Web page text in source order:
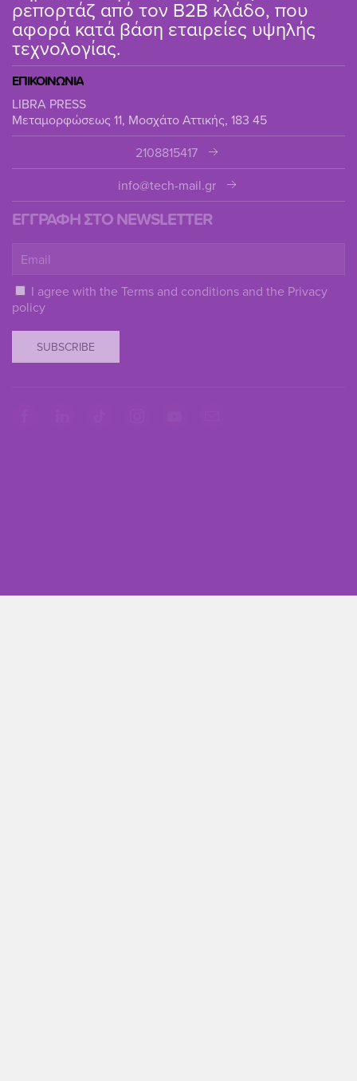
ρεπορτάζ από τον B2B κλάδο, που
αφορά κατά βάση εταιρείες υψηλής
τεχνολογίας.
ΕΠΙΚΟΙΝΩΝΙΑ
LIBRA PRESS
Μεταμορφώσεως 11, Μοσχάτο Αττικής, 183 45
2108815417
info@tech-mail.gr
ΕΓΓΡΑΦΗ ΣΤΟ NEWSLETTER
I agree with the Terms and conditions and the Privacy
policy
SUBSCRIBE